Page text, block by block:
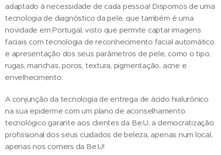
adaptado à necessidade de cada pessoa! Dispomos de uma
tecnologia de diagnóstico da pele, que também é uma
novidade em Portugal, visto que permite captar imagens
faciais com tecnologia de reconhecimento facial automático
e apresentação dos seus parâmetros de pele, como o tipo,
rugas, manchas, poros, textura, pigmentação, acne e
envelhecimento.
A conjunção da tecnologia de entrega de ácido hialurónico
na sua epiderme com um plano de aconselhamento
tecnológico garante aos clientes da Be.U, a democratização
profissional dos seus cuidados de beleza, apenas num local,
apenas nos corners da Be.U!